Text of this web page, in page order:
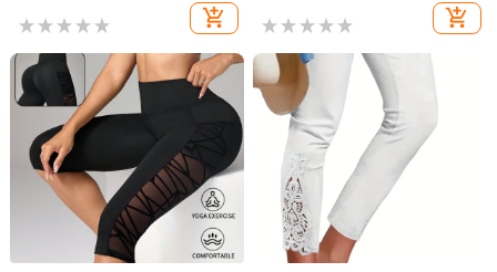
interior și exterior, Ice Silk șorturiadd_shopping_cart add_shopping_cart